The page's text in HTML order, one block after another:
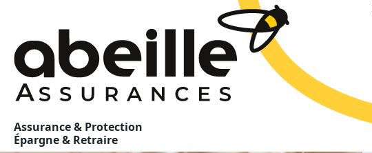
Assurance & Protection
Épargne & Retraire